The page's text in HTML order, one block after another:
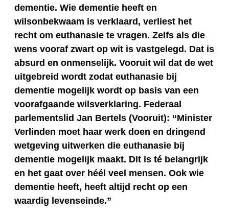
dementie. Wie dementie heeft en
wilsonbekwaam is verklaard, verliest het
recht om euthanasie te vragen. Zelfs als die
wens vooraf zwart op wit is vastgelegd. Dat is
absurd en onmenselijk. Vooruit wil dat de wet
uitgebreid wordt zodat euthanasie bij
dementie mogelijk wordt op basis van een
voorafgaande wilsverklaring. Federaal
parlementslid Jan Bertels (Vooruit): “Minister
Verlinden moet haar werk doen en dringend
wetgeving uitwerken die euthanasie bij
dementie mogelijk maakt. Dit is té belangrijk
en het gaat over héél veel mensen. Ook wie
dementie heeft, heeft altijd recht op een
waardig levenseinde.”